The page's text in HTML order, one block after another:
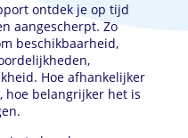
ontdek je op tijd
aangescherpt. Zo
beschikbaarheid,
Hoe afhankelijker
hoe belangrijker het is